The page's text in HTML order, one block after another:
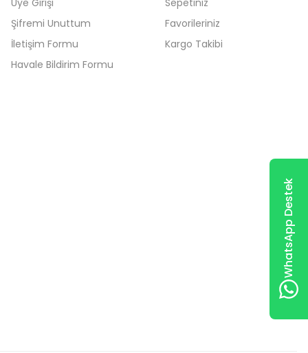
Üye Girişi
Şifremi Unuttum
İletişim Formu
Havale Bildirim Formu
Sepetiniz
Favorileriniz
Kargo Takibi
WhatsApp Destek